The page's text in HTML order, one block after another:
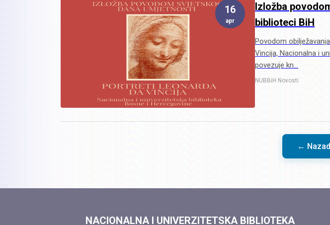
16
apr
Izložba
biblioteci BiH
Povodom
Vincija, Nacionalna i
povezuje kn…
NUBBiH Novosti
←
NACIONALNA I UNIVERZITETSKA BIBLIOTEKA